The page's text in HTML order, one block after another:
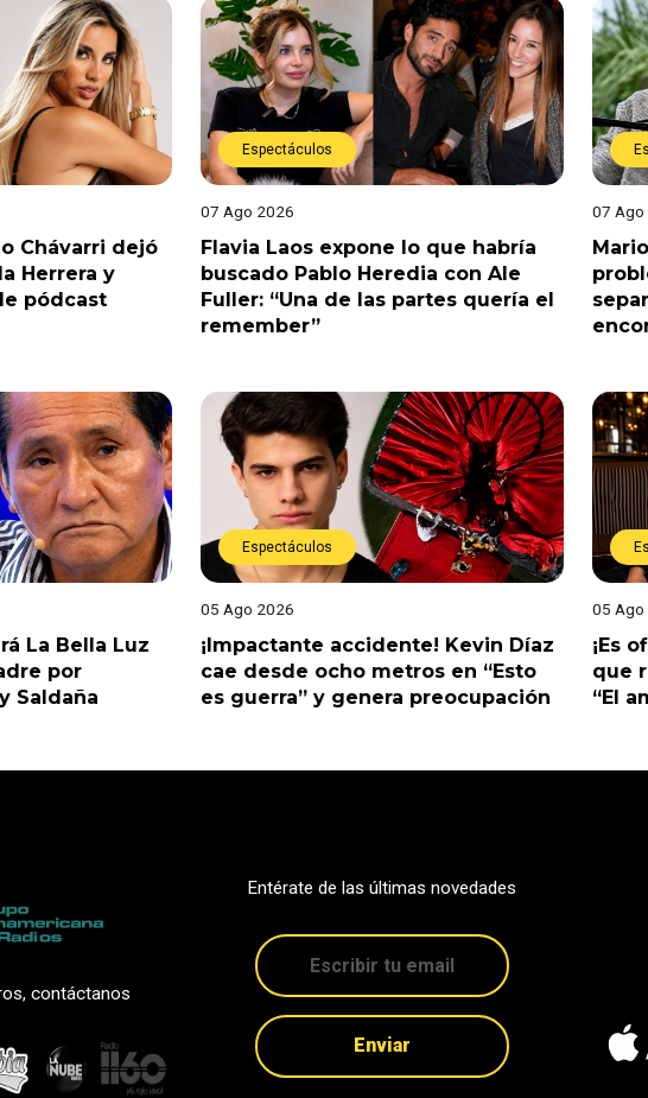
Chávarri dejó
Herrera y
pódcast
Espectáculos
07 Ago 2026
Flavia Laos expone lo que habría
buscado Pablo Heredia con Ale
Fuller: “Una de las partes quería el
remember”
07 Ago
La Bella Luz
por
Saldaña
Espectáculos
05 Ago 2026
¡Impactante accidente! Kevin Díaz
cae desde ocho metros en “Esto
es guerra” y genera preocupación
05 Ago
¡Es
que
“El
contáctanos
Entérate de las últimas novedades
Enviar